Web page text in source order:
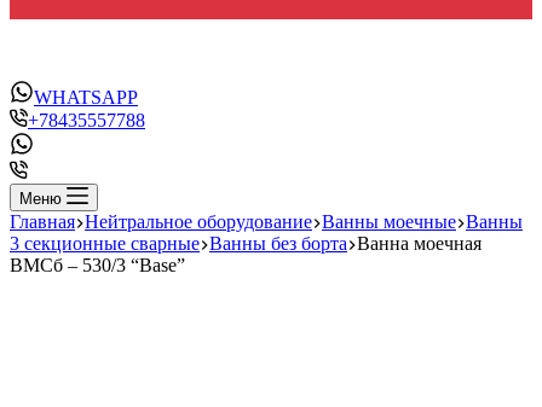
WHATSAPP
+78435557788
Меню
Главная Нейтральное оборудование Ванны моечные Ванны
3 секционные сварные Ванны без борта Ванна моечная
ВМСб – 530/3 “Base”